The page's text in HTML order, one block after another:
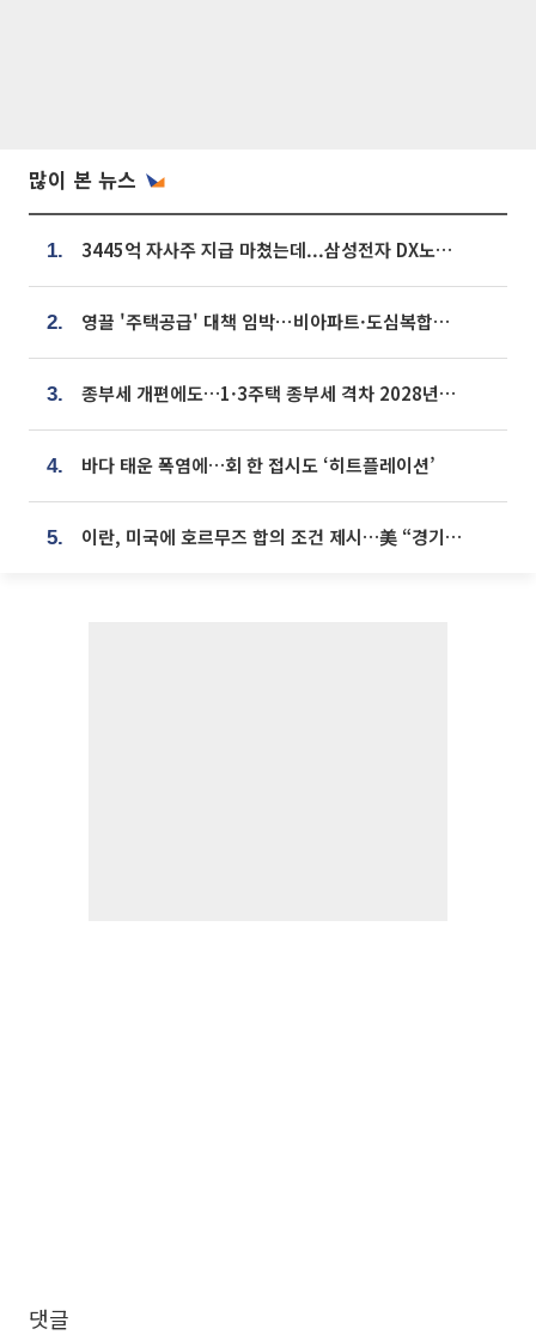
많이 본 뉴스
1. 3445억 자사주 지급 마쳤는데...삼성전자 DX노조, 뒤늦은 '떼쓰기 집회'
2. 영끌 '주택공급' 대책 임박⋯비아파트·도심복합까지 총동원
3. 종부세 개편에도…1·3주택 종부세 격차 2028년부터 확대
4. 바다 태운 폭염에…회 한 접시도 ‘히트플레이션’
5. 이란, 미국에 호르무즈 합의 조건 제시…美 “경기 아직 안 끝나” [종합]
댓글